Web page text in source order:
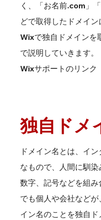
く、「お名前.com」
どで取得したドメイン
Wixで独自ドメインを
で説明していきます。
Wixサポートのリンク
独自ドメ
ドメイン名とは、イ
なもので、人間に馴染
数字、記号などを組
でも個人や会社など
イン名のことを独自ド